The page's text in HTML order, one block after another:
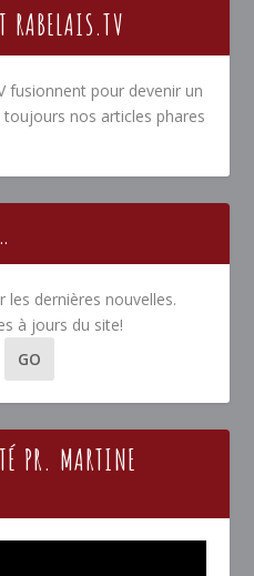
RABELAIS.TV
fusionnent pour devenir un
nos articles phares
les dernières nouvelles.
à jours du site!
PR. MARTINE